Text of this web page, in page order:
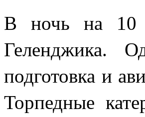
В ночь на 10
Геленджика.
подготовка и
Торпедные